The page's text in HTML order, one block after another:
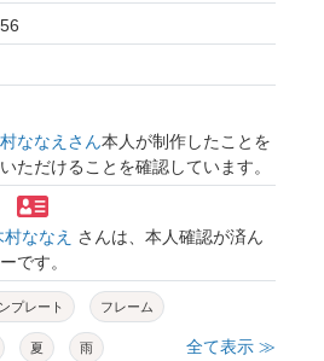
ななえさん本人が制作したことを
ただけることを確認しています。
村ななえ さんは、本人確認が済ん
です。
プレート フレーム
夏 雨 全て表示 ≫